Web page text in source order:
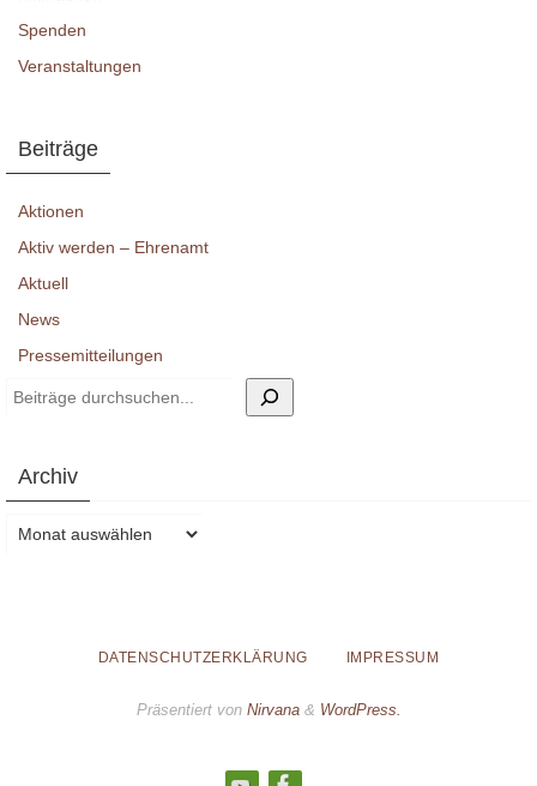
Spenden
Veranstaltungen
Beiträge
Aktionen
Aktiv werden – Ehrenamt
Aktuell
News
Pressemitteilungen
Suchen
Archiv
Archiv
DATENSCHUTZERKLÄRUNG IMPRESSUM
Präsentiert von Nirvana& WordPress.